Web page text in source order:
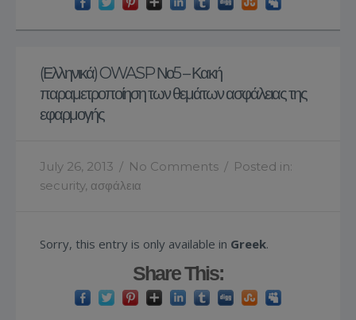
(Ελληνικά) OWASP Νο5 – Κακή
παραμετροποίηση των θεμάτων ασφάλειας της
εφαρμογής
July 26, 2013 / No Comments / Posted in:
security, ασφάλεια
Sorry, this entry is only available in Greek.
Share This: